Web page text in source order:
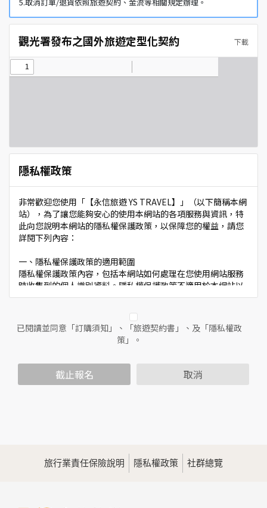
觀光署發布之國外旅遊定型化契約 下載
隱私權政策
非常歡迎您使用「【永信旅遊 YS TRAVEL】」（以下簡稱本網
站），為了讓您能夠安心的使用本網站的各項服務與資訊，特
此向您說明本網站的隱私權保護政策，以保障您的權益，請您
詳閱下列內容：
一、隱私權保護政策的適用範圍
隱私權保護政策內容，包括本網站如何處理在您使用網站服務
時收集到的個人識別資料。隱私權保護政策不適用於本網站以
外的相關連結網站，也不適用於非本網站所委託或參與管理的
二、個人資料的蒐集、處理及利用方式
當您造訪本網站或使用本網站所提供之功能服務時，我們將視
範圍內處理及利用您的個人資料；非經您書面同意，本網站不
會將個人資料用於其他用途。
為提供精確的服務，我們會將收集的問卷調查內容進行統計與
分析，分析結果之統計數據或說明文字呈現，除供內部研究
已閱讀並同意「訂購須知」、「旅遊契約書」、及「隱私權政
策」。
截止報名 取消
旅行業責任保險說明 隱私權政策 社群總覽